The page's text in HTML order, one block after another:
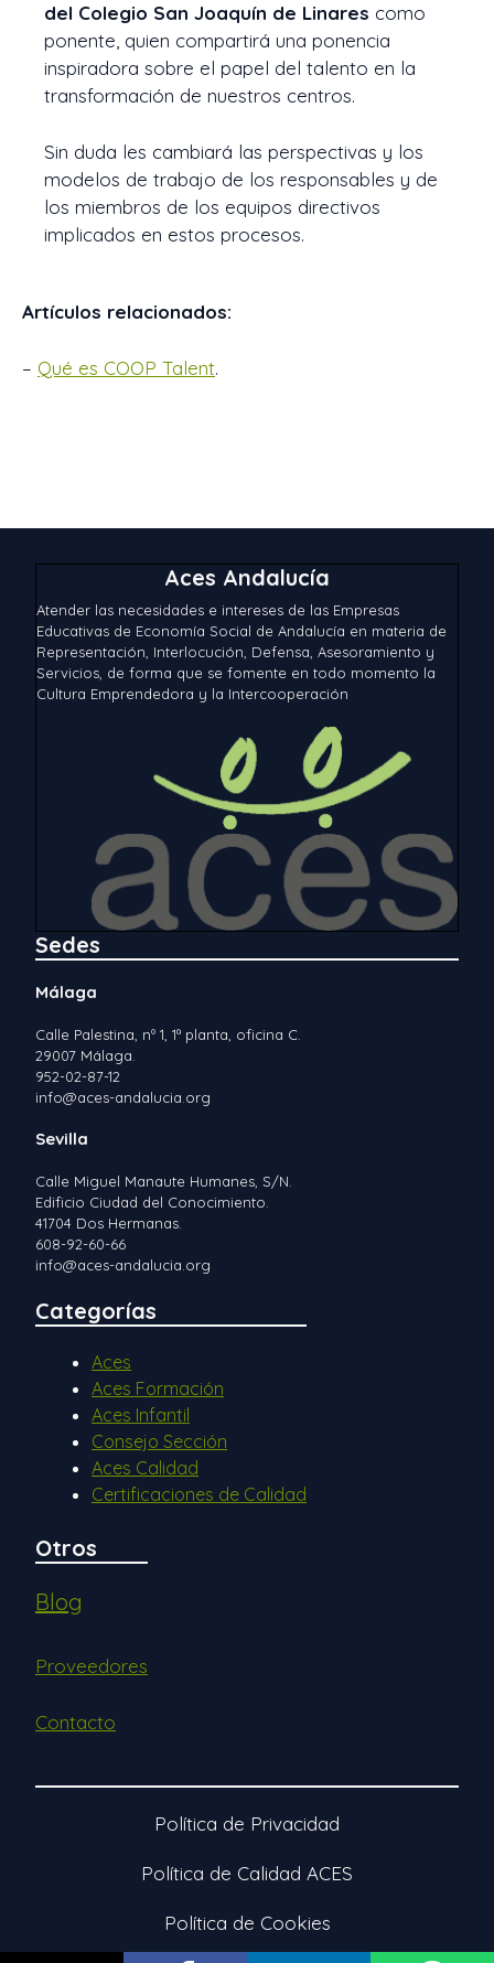
del Colegio San Joaquín de Linares como
ponente, quien compartirá una ponencia
inspiradora sobre el papel del talento en la
transformación de nuestros centros.
Sin duda les cambiará las perspectivas y los
modelos de trabajo de los responsables y de
los miembros de los equipos directivos
implicados en estos procesos.
Artículos relacionados:
– Qué es COOP Talent.
Aces Andalucía
Atender las necesidades e intereses de las Empresas
Educativas de Economía Social de Andalucía en materia de
Representación, Interlocución, Defensa, Asesoramiento y
Servicios, de forma que se fomente en todo momento la
Cultura Emprendedora y la Intercooperación
Sedes
Málaga
Calle Palestina, nº 1, 1ª planta, oficina C.
29007 Málaga.
952-02-87-12
info@aces-andalucia.org
Sevilla
Calle Miguel Manaute Humanes, S/N.
Edificio Ciudad del Conocimiento.
41704 Dos Hermanas.
608-92-60-66
info@aces-andalucia.org
Categorías
Aces
Aces Formación
Aces Infantil
Consejo Sección
Aces Calidad
Certificaciones de Calidad
Otros
Blog
Proveedores
Contacto
Política de Privacidad
Política de Calidad ACES
Política de Cookies